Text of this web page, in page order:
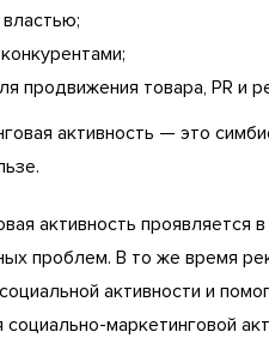
продвижения товара, PR и
активность — это
активность проявляется
проблем. В то же время
активности и
маркетинговой